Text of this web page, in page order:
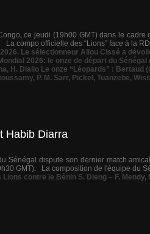
ce jeudi (19h00 GMT) dans le
compo officielle des “Lions” face à la
Le sélectionneur Aliou Cissé a
2026: le onze de départ du
, H. Diallo Le onze “Léopards” : Bertaud
, P. M. Sarr, Pickel , Tuanzebe,
Habib Diarra
Sénégal dispute son dernier match
GMT). La composition de l'équipe du
contre le Bénin S. Dieng – F. Mendy,